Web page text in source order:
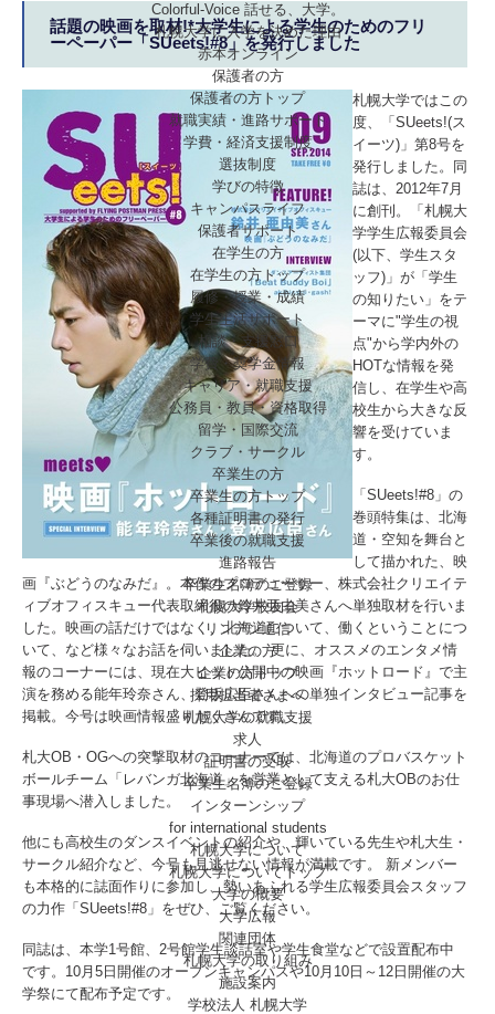
Colorful-Voice 話せる、大学。
札幌大学に入学を決めた理由
赤本オンライン
保護者の方
保護者の方トップ
就職実績・進路サポート
学費・経済支援制度
選抜制度
学びの特徴
キャンパスライフ
保護者サポート
在学生の方
在学生の方トップ
履修・授業・成績
学生生活サポート
相談・支援窓口
学費・奨学金情報
キャリア・就職支援
公務員・教員・資格取得
留学・国際交流
クラブ・サークル
卒業生の方
卒業生の方トップ
各種証明書の発行
卒業後の就職支援
進路報告
卒業生名簿のご登録
札幌大学校友会
リンデン通信
企業の方
企業の方トップ
採用担当者さまへ
札幌大学の就職支援
求人
証明書の受取
卒業生名簿のご登録
インターンシップ
for international students
札幌大学について
札幌大学についてトップ
大学の概要
大学広報
関連団体
札幌大学の取り組み
施設案内
学校法人 札幌大学
話題の映画を取材!*大学生による学生のためのフリ
ーペーパー「SUeets!#8」を発行しました
札幌大学ではこの
度、「SUeets!(ス
イーツ)」第8号を
発行しました。同
誌は、2012年7月
に創刊。「札幌大
学学生広報委員会
(以下、学生スタ
ッフ)」が「学生
の知りたい」をテ
ーマに"学生の視
点"から学内外の
HOTな情報を発
信し、在学生や高
校生から大きな反
響を受けていま
す。
「SUeets!#8」の
巻頭特集は、北海
道・空知を舞台と
して描かれた、映
画『ぶどうのなみだ』。本作のプロデューサー、株式会社クリエイテ
ィブオフィスキュー代表取締役の鈴井亜由美さんへ単独取材を行いま
した。映画の話だけではなく、北海道について、働くということにつ
いて、など様々なお話を伺いました。 更に、オススメのエンタメ情
報のコーナーには、現在大ヒット公開中の映画『ホットロード』で主
演を務める能年玲奈さん、登坂広臣さんへの単独インタビュー記事を
掲載。今号は映画情報盛りだくさんです。
札大OB・OGへの突撃取材のコーナーでは、北海道のプロバスケット
ボールチーム「レバンガ北海道」を営業として支える札大OBのお仕
事現場へ潜入しました。
他にも高校生のダンスイベントの紹介や、輝いている先生や札大生・
サークル紹介など、今号も見逃せない情報が満載です。 新メンバー
も本格的に誌面作りに参加し、勢いあふれる学生広報委員会スタッフ
の力作「SUeets!#8」をぜひ、ご覧ください。
同誌は、本学1号館、2号館学生談話室や学生食堂などで設置配布中
です。10月5日開催のオープンキャンパスや10月10日～12日開催の大
学祭にて配布予定です。